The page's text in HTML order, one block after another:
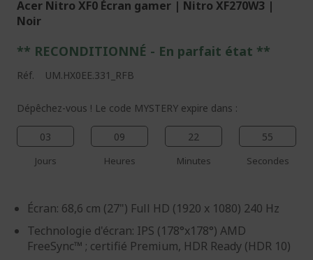
Acer Nitro XF0 Écran gamer | Nitro XF270W3 |
Noir
** RECONDITIONNÉ - En parfait état **
Réf. UM.HX0EE.331_RFB
Dépêchez-vous ! Le code MYSTERY expire dans :
03
Jours
09
Heures
22
Minutes
54
Secondes
Écran: 68,6 cm (27") Full HD (1920 x 1080) 240 Hz
Technologie d'écran: IPS (178°x178°) AMD
FreeSync™ ; certifié Premium, HDR Ready (HDR 10)